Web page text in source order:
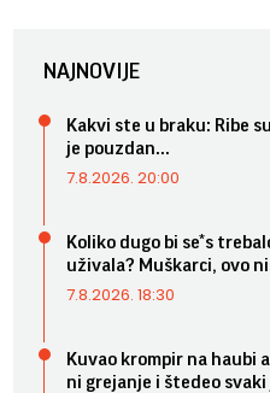
NAJNOVIJE
Kakvi ste u braku: Ribe
je pouzdan...
7.8.2026. 20:00
Koliko dugo bi se*s
uživala? Muškarci, ovo
7.8.2026. 18:30
Kuvao krompir na haubi
ni grejanje i štedeo